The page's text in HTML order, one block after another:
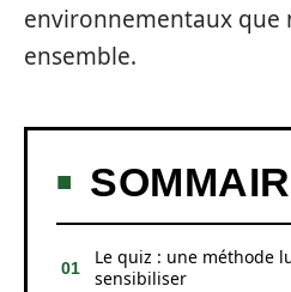
environnementaux que
ensemble.
Le quiz : une méthode
sensibiliser